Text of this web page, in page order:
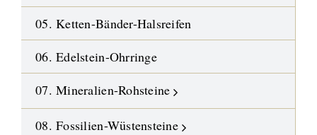
05. Ketten-Bänder-Halsreifen
06. Edelstein-Ohrringe
07. Mineralien-Rohsteine
08. Fossilien-Wüstensteine